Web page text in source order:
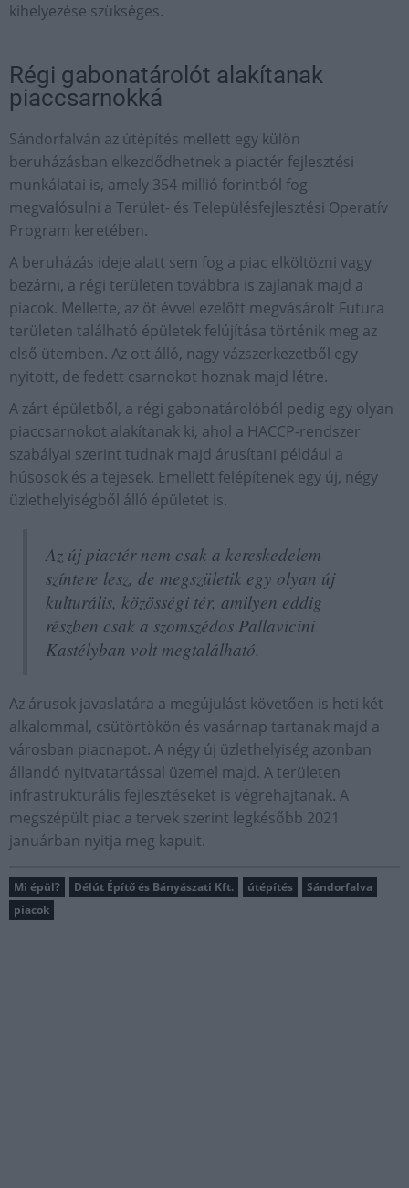
kihelyezése szükséges.
Régi gabonatárolót alakítanak
piaccsarnokká
Sándorfalván az útépítés mellett egy külön
beruházásban elkezdődhetnek a piactér fejlesztési
munkálatai is, amely 354 millió forintból fog
megvalósulni a Terület- és Településfejlesztési Operatív
Program keretében.
A beruházás ideje alatt sem fog a piac elköltözni vagy
bezárni, a régi területen továbbra is zajlanak majd a
piacok. Mel­­lette, az öt évvel ezelőtt megvásárolt Futura
területen található épületek felújítása történik meg az
első ütemben. Az ott álló, nagy vázszerkezetből egy
nyitott, de fedett csarnokot hoznak majd létre.
A zárt épületből, a régi gabonatárolóból pedig egy olyan
piaccsarnokot alakítanak ki, ahol a HACCP-rendszer
szabályai szerint tudnak majd árusítani például a
húsosok és a tejesek. Emellett felépítenek egy új, négy
üzlethelyiségből álló épületet is.
Az új piactér nem csak a kereskedelem
színtere lesz, de megszületik egy olyan új
kulturális, közösségi tér, amilyen eddig
részben csak a szomszédos Pallavicini
Kastélyban volt megtalálható.
Az árusok javaslatára a megújulást követően is heti két
alkalommal, csütörtökön és vasárnap tartanak majd a
vá­­rosban piacnapot. A négy új üzlethelyiség azonban
állandó nyitvatartással üzemel majd. A területen
infrastrukturális fejlesztéseket is végrehajtanak. A
megszépült piac a tervek szerint legkésőbb 2021
januárban nyitja meg kapuit.
Mi épül? Délút Építő és Bányászati Kft. útépítés
Sándorfalva
piacok